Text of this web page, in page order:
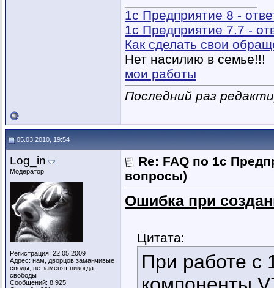
1с Предприятие 8 -
1с Предприятие 7.7 -
Как сделать свои
Нет насилию в семье!!!
мои работы
Последний раз
05.03.2010, 19:54
Log_in
Модератор
Регистрация: 22.05.2009
Адрес: нам, дворцов заманчивые
своды, не заменят никогда
свободы
Сообщений: 8,925
Re: FAQ по 1с
вопросы)
Ошибка при
Цитата:
При работе с